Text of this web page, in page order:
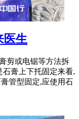
医生
剪或电锯等方法拆
膏上下托固定来看,
管型固定,应使用石